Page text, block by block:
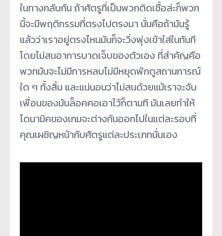
ในทางกลับกัน ถ้าศัตรูที่เป็นพวกติดเชื้อล่ะก็พวก
นี้จะมีพฤติกรรมที่ตรงไปตรงมา นั่นคือถ้ามันรู้
แล้วว่าเราอยู่ตรงไหนมันก็จะวิ่งพุ่งเข้าใส่ในทันที
โดยไม่สนอาการบาดเจ็บของตัวเอง ที่สำคัญคือ
พวกมันจะไม่มีการหลบไม่มีหยุดพักดูสถานการณ์
ใด ๆ ทั้งสิ้น และแน่นอนว่าไม่สนด้วยแม้เราจะจับ
เพื่อนของมันล็อคคอเอาไว้ก็ตามที มันเลยทำให้
ไดนามิคของเกมจะต่างกันออกไปในแต่ละรอบที่
คุณเผชิญหน้ากับศัตรูแต่ละประเภทนั่นเอง